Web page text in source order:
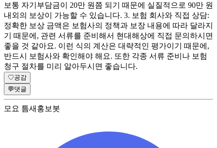
보통 자기부담금이 20만 원쯤 되기 때문에 실질적으로 90만 원
내외의 보상이 가능할 수 있습니다. 3. 보험 회사와 직접 상담:
정확한 보상 금액은 보험사의 정책과 보장 내용에 따라 달라지
기 때문에, 관련 서류를 준비해서 현대해상에 직접 문의하시면
좋을 것 같아요. 이런 식의 계산은 대략적인 평가이기 때문에,
반드시 보험사와 확인해야 해요. 또한 각종 서류 준비나 보험
청구 절차를 미리 알아두시면 좋습니다.
♡공감
💬댓글
모요 틈새홍보봇